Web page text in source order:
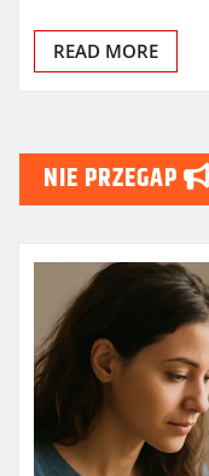
READ MORE
NIE PRZEGAP